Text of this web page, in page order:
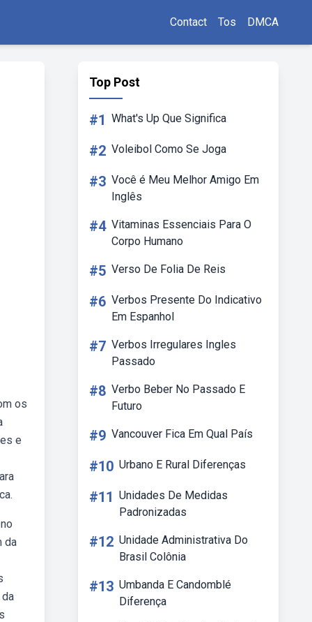
Contact Tos DMCA
os
e
da
Top Post
#1 What's Up Que Significa
#2 Voleibol Como Se Joga
#3 Você é Meu Melhor Amigo Em
Inglês
#4 Vitaminas Essenciais Para O
Corpo Humano
#5 Verso De Folia De Reis
#6 Verbos Presente Do Indicativo
Em Espanhol
#7 Verbos Irregulares Ingles
Passado
#8 Verbo Beber No Passado E
Futuro
#9 Vancouver Fica Em Qual País
#10 Urbano E Rural Diferenças
#11 Unidades De Medidas
Padronizadas
#12 Unidade Administrativa Do
Brasil Colônia
#13 Umbanda E Candomblé
Diferença